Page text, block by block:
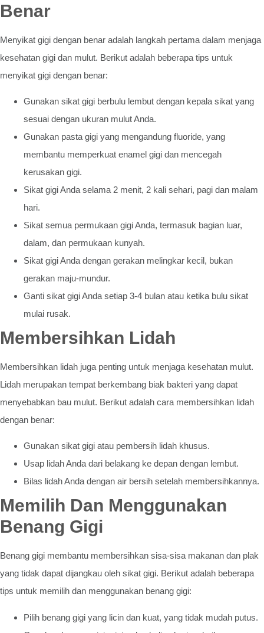
Benar
Menyikat gigi dengan benar adalah langkah pertama dalam menjaga
kesehatan gigi dan mulut. Berikut adalah beberapa tips untuk
menyikat gigi dengan benar:
Gunakan sikat gigi berbulu lembut dengan kepala sikat yang
sesuai dengan ukuran mulut Anda.
Gunakan pasta gigi yang mengandung fluoride, yang
membantu memperkuat enamel gigi dan mencegah
kerusakan gigi.
Sikat gigi Anda selama 2 menit, 2 kali sehari, pagi dan malam
hari.
Sikat semua permukaan gigi Anda, termasuk bagian luar,
dalam, dan permukaan kunyah.
Sikat gigi Anda dengan gerakan melingkar kecil, bukan
gerakan maju-mundur.
Ganti sikat gigi Anda setiap 3-4 bulan atau ketika bulu sikat
mulai rusak.
Membersihkan Lidah
Membersihkan lidah juga penting untuk menjaga kesehatan mulut.
Lidah merupakan tempat berkembang biak bakteri yang dapat
menyebabkan bau mulut. Berikut adalah cara membersihkan lidah
dengan benar:
Gunakan sikat gigi atau pembersih lidah khusus.
Usap lidah Anda dari belakang ke depan dengan lembut.
Bilas lidah Anda dengan air bersih setelah membersihkannya.
Memilih Dan Menggunakan
Benang Gigi
Benang gigi membantu membersihkan sisa-sisa makanan dan plak
yang tidak dapat dijangkau oleh sikat gigi. Berikut adalah beberapa
tips untuk memilih dan menggunakan benang gigi:
Pilih benang gigi yang licin dan kuat, yang tidak mudah putus.